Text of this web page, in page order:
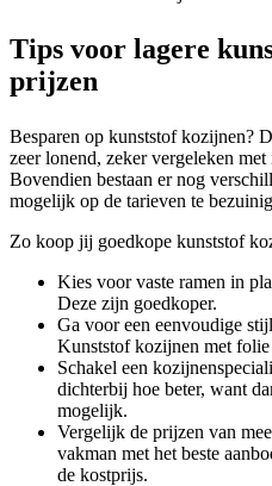
Tips voor lagere
prijzen
Besparen op kunststof kozijnen?
zeer lonend, zeker vergeleken
Bovendien bestaan er nog
mogelijk op de tarieven te
Zo koop jij goedkope kunststof
Kies voor vaste ramen in
Deze zijn goedkoper.
Ga voor een eenvoudige
Kunststof kozijnen met
Schakel een
dichterbij hoe beter, want
mogelijk.
Vergelijk de prijzen van
vakman met het beste
de kostprijs.